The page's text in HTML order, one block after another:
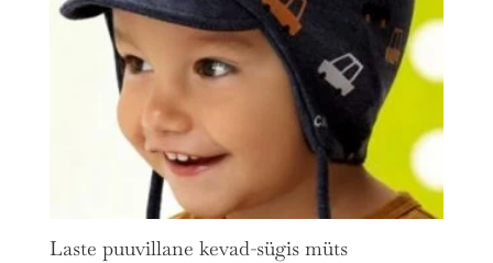
Laste puuvillane kevad-sügis müts